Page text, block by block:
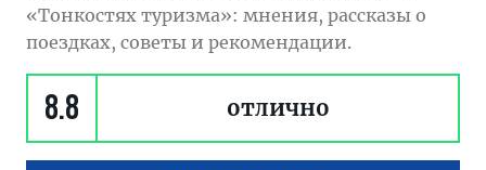
«Тонкостях туризма»: мнения, рассказы о
поездках, советы и рекомендации.
8.8 отлично